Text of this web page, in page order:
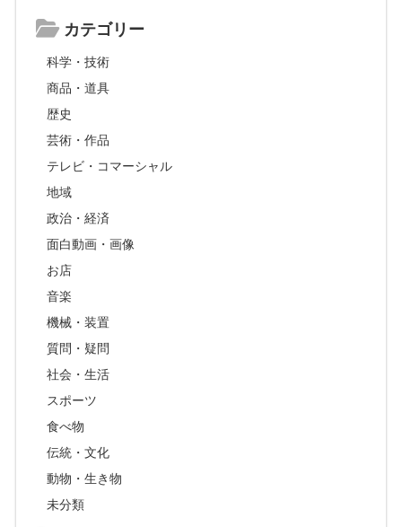
カテゴリー
科学・技術
商品・道具
歴史
芸術・作品
テレビ・コマーシャル
地域
政治・経済
面白動画・画像
お店
音楽
機械・装置
質問・疑問
社会・生活
スポーツ
食べ物
伝統・文化
動物・生き物
未分類